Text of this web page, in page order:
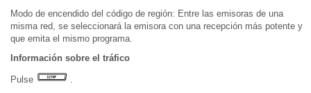
Modo de encendido del código de región: Entre las emisoras de una
misma red, se seleccionará la emisora con una recepción más potente y
que emita el mismo programa.
Información sobre el tráfico
Pulse .